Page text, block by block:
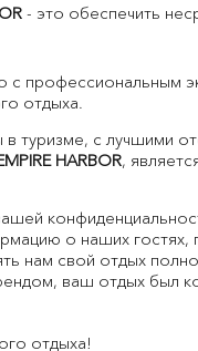
- это обеспечить
с профессиональным
отдыха.
туризме, с лучшими
HARBOR,
о наших гостях,
нам свой отдых
ваш отдых был
отдыха!